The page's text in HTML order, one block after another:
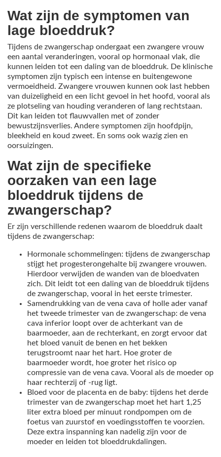
Wat zijn de symptomen van
lage bloeddruk?
Tijdens de zwangerschap ondergaat een zwangere vrouw
een aantal veranderingen, vooral op hormonaal vlak, die
kunnen leiden tot een daling van de bloeddruk. De klinische
symptomen zijn typisch een intense en buitengewone
vermoeidheid. Zwangere vrouwen kunnen ook last hebben
van duizeligheid en een licht gevoel in het hoofd, vooral als
ze plotseling van houding veranderen of lang rechtstaan.
Dit kan leiden tot flauwvallen met of zonder
bewustzijnsverlies. Andere symptomen zijn hoofdpijn,
bleekheid en koud zweet. En soms ook wazig zien en
oorsuizingen.
Wat zijn de specifieke
oorzaken van een lage
bloeddruk tijdens de
zwangerschap?
Er zijn verschillende redenen waarom de bloeddruk daalt
tijdens de zwangerschap:
Hormonale schommelingen: tijdens de zwangerschap
stijgt het progesterongehalte bij zwangere vrouwen.
Hierdoor verwijden de wanden van de bloedvaten
zich. Dit leidt tot een daling van de bloeddruk tijdens
de zwangerschap, vooral in het eerste trimester.
Samendrukking van de vena cava of holle ader vanaf
het tweede trimester van de zwangerschap: de vena
cava inferior loopt over de achterkant van de
baarmoeder, aan de rechterkant, en zorgt ervoor dat
het bloed vanuit de benen en het bekken
terugstroomt naar het hart. Hoe groter de
baarmoeder wordt, hoe groter het risico op
compressie van de vena cava. Vooral als de moeder op
haar rechterzij of -rug ligt.
Bloed voor de placenta en de baby: tijdens het derde
trimester van de zwangerschap moet het hart 1,25
liter extra bloed per minuut rondpompen om de
foetus van zuurstof en voedingsstoffen te voorzien.
Deze extra inspanning kan nadelig zijn voor de
moeder en leiden tot bloeddrukdalingen.